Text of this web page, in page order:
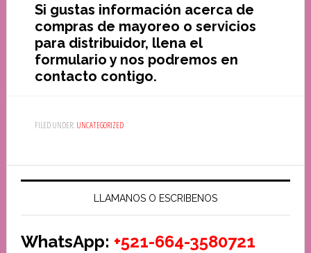
Si gustas información acerca de
compras de mayoreo o servicios
para distribuidor, llena el
formulario y nos podremos en
contacto contigo.
FILED UNDER: UNCATEGORIZED
LLAMANOS O ESCRIBENOS
WhatsApp: +521-664-3580721